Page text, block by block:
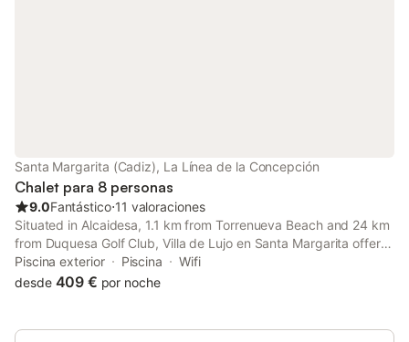
Santa Margarita (Cadiz), La Línea de la Concepción
Chalet para 8 personas
9.0Fantástico⋅11 valoraciones
Situated in Alcaidesa, 1.1 km from Torrenueva Beach and 24 km
from Duquesa Golf Club, Villa de Lujo en Santa Margarita offers
a private beach area and air conditioning.
Piscina exterior Piscina
Wifi
desde 409 € por noche